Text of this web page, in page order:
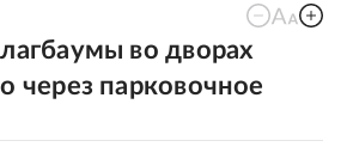
во дворах
через парковочное